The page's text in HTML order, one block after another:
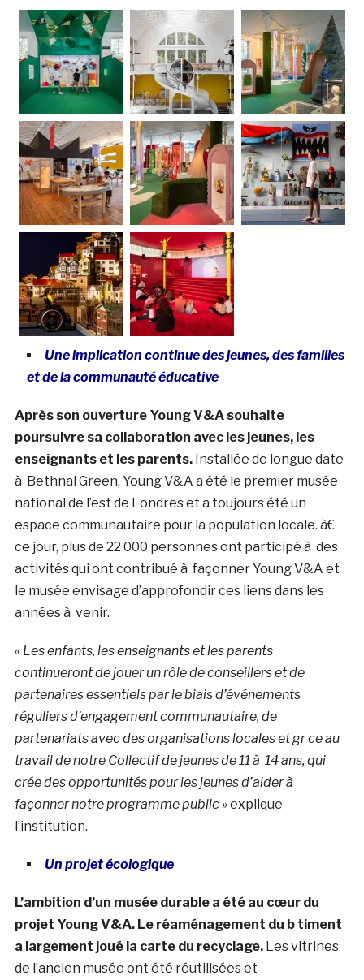
Une implication continue des jeunes, des familles
et de la communauté éducative
Après son ouverture Young V&A souhaite
poursuivre sa collaboration avec les jeunes, les
enseignants et les parents.Installée de longue date
à Bethnal Green, Young V&A a été le premier musée
national de l’est de Londres et a toujours été un
espace communautaire pour la population locale. à€
ce jour, plus de 22 000 personnes ont participé à des
activités qui ont contribué à façonner Young V&A et
le musée envisage d’approfondir ces liens dans les
années à venir.
« Les enfants, les enseignants et les parents
continueront de jouer un rôle de conseillers et de
partenaires essentiels par le biais d’événements
réguliers d’engagement communautaire, de
partenariats avec des organisations locales et gr ce au
travail de notre Collectif de jeunes de 11 à 14 ans, qui
crée des opportunités pour les jeunes d’aider à
façonner notre programme public »explique
l’institution.
Un projet écologique
L’ambition d’un musée durable a été au cœur du
projet Young V&A. Le réaménagement du b timent
a largement joué la carte du recyclage.Les vitrines
de l’ancien musée ont été réutilisées et